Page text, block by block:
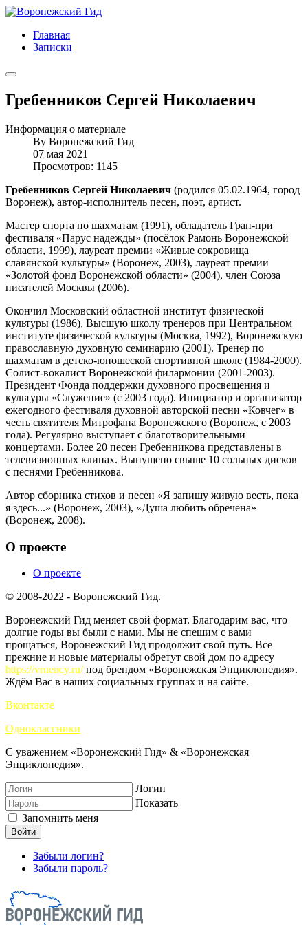
Главная
Записки
Гребенников Сергей Николаевич
Информация о материале
By Воронежский Гид
07 мая 2021
Просмотров: 1145
Гребенников Сергей Николаевич (родился 05.02.1964, город
Воронеж), автор-исполнитель песен, поэт, артист.
Мастер спорта по шахматам (1991), обладатель Гран-при
фестиваля «Парус надежды» (посёлок Рамонь Воронежской
области, 1999), лауреат премии «Живые сокровища
славянской культуры» (Воронеж, 2003), лауреат премии
«Золотой фонд Воронежской области» (2004), член Союза
писателей Москвы (2006).
Окончил Московский областной институт физической
культуры (1986), Высшую школу тренеров при Центральном
институте физической культуры (Москва, 1992), Воронежскую
православную духовную семинарию (2001). Тренер по
шахматам в детско-юношеской спортивной школе (1984-2000).
Солист-вокалист Воронежской филармонии (2001-2003).
Президент Фонда поддержки духовного просвещения и
культуры «Служение» (с 2003 года). Инициатор и организатор
ежегодного фестиваля духовной авторской песни «Ковчег» в
честь святителя Митрофана Воронежского (Воронеж, с 2003
года). Регулярно выступает с благотворительными
концертами. Более 20 песен Гребенникова представлены в
телевизионных клипах. Выпущено свыше 10 сольных дисков
с песнями Гребенникова.
Автор сборника стихов и песен «Я запишу живую весть, пока
я здесь...» (Воронеж, 2003), «Душа любить обречена»
(Воронеж, 2008).
О проекте
О проекте
© 2008-2022 - Воронежский Гид.
Воронежский Гид меняет свой формат. Благодарим вас, что
долгие годы вы были с нами. Мы не спешим с вами
прощаться, Воронежский Гид продолжит свой путь. Все
прежние и новые материалы обретут свой дом по адресу
https://vrnency.ru/под брендом «Воронежская Энциклопедия».
Ждём Вас в наших социальных группах и на сайте.
Вконтакте
Одноклассники
С уважением «Воронежский Гид» & «Воронежская
Энциклопедия».
Логин
Показать
Запомнить меня
Войти
Забыли логин?
Забыли пароль?